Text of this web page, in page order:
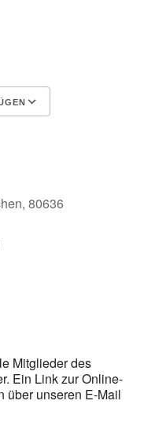
80636
Mitglieder des
Ein Link zur Online-
über unseren E-Mail